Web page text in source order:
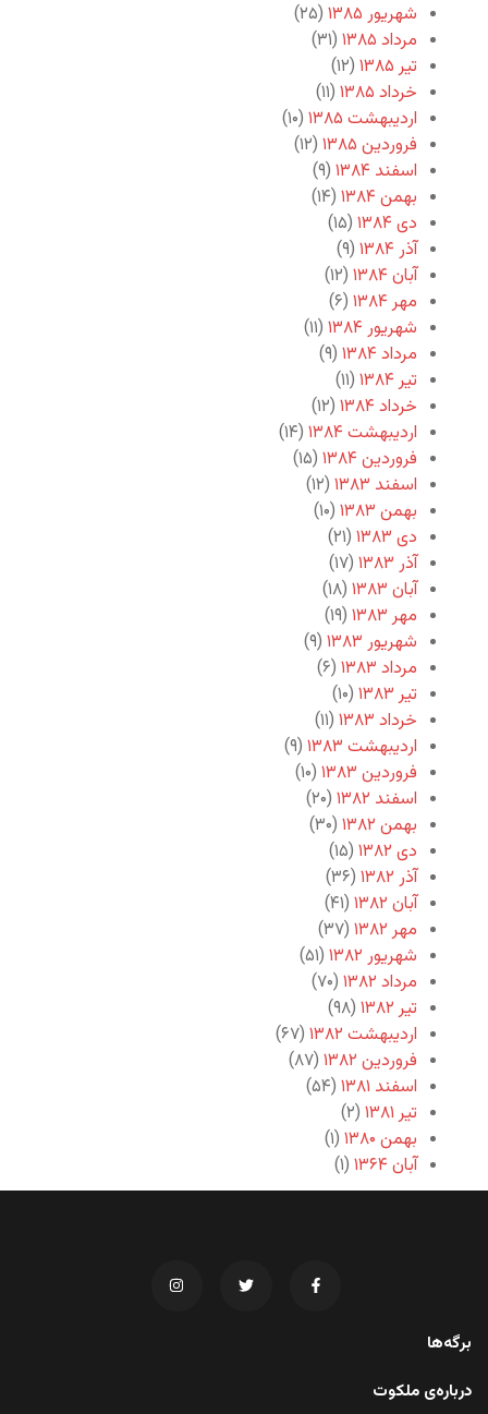
شهریور ۱۳۸۵
(۲۵)
مرداد ۱۳۸۵
(۳۱)
تیر ۱۳۸۵
(۱۲)
خرداد ۱۳۸۵
(۱۱)
اردیبهشت ۱۳۸۵
(۱۰)
فروردین ۱۳۸۵
(۱۲)
اسفند ۱۳۸۴
(۹)
بهمن ۱۳۸۴
(۱۴)
دی ۱۳۸۴
(۱۵)
آذر ۱۳۸۴
(۹)
آبان ۱۳۸۴
(۱۲)
مهر ۱۳۸۴
(۶)
شهریور ۱۳۸۴
(۱۱)
مرداد ۱۳۸۴
(۹)
تیر ۱۳۸۴
(۱۱)
خرداد ۱۳۸۴
(۱۲)
اردیبهشت ۱۳۸۴
(۱۴)
فروردین ۱۳۸۴
(۱۵)
اسفند ۱۳۸۳
(۱۲)
بهمن ۱۳۸۳
(۱۰)
دی ۱۳۸۳
(۲۱)
آذر ۱۳۸۳
(۱۷)
آبان ۱۳۸۳
(۱۸)
مهر ۱۳۸۳
(۱۹)
شهریور ۱۳۸۳
(۹)
مرداد ۱۳۸۳
(۶)
تیر ۱۳۸۳
(۱۰)
خرداد ۱۳۸۳
(۱۱)
اردیبهشت ۱۳۸۳
(۹)
فروردین ۱۳۸۳
(۱۰)
اسفند ۱۳۸۲
(۲۰)
بهمن ۱۳۸۲
(۳۰)
دی ۱۳۸۲
(۱۵)
آذر ۱۳۸۲
(۳۶)
آبان ۱۳۸۲
(۴۱)
مهر ۱۳۸۲
(۳۷)
شهریور ۱۳۸۲
(۵۱)
مرداد ۱۳۸۲
(۷۰)
تیر ۱۳۸۲
(۹۸)
اردیبهشت ۱۳۸۲
(۶۷)
فروردین ۱۳۸۲
(۸۷)
اسفند ۱۳۸۱
(۵۴)
تیر ۱۳۸۱
(۲)
بهمن ۱۳۸۰
(۱)
آبان ۱۳۶۴
(۱)
برگه‌ها
درباره‌ی ملکوت